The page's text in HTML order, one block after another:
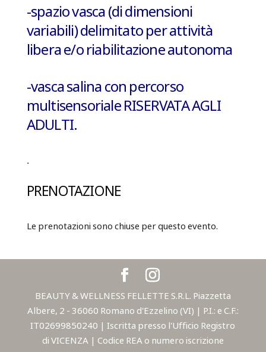
-spazio vasca (di dimensioni
variabili) delimitato perattività
libera e/o riabilitazione autonoma
-vasca salina con percorso
multisensorialeRISERVATA AGLI
ADULTI.
.
PRENOTAZIONE
Le prenotazioni sono chiuse per questo evento.
BEAUTY & WELLNESS FELLETTE S.R.L. Piazzetta
Albere, 2 - 36060 Romano d'Ezzelino (VI) | P.I.: e C.F.:
IT02699850240 | Iscritta presso l'Ufficio Registro
di VICENZA | Codice REA o numero iscrizione